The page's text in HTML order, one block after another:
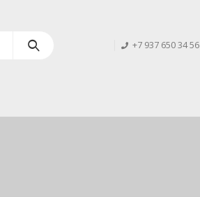
+7 937 650 34 56